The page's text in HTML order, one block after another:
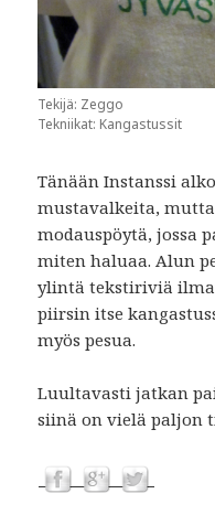
Tekijä: Zeggo
Tekniikat: Kangastussit
Tänään Instanssi
mustavalkeita,
modauspöytä, jossa
miten haluaa. Alun
ylintä tekstiriviä
piirsin itse
myös pesua.
Luultavasti jatkan
siinä on vielä paljon